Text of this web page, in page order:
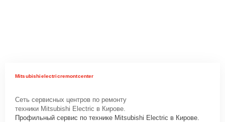
Mitsubishielectricremontcenter
Сеть сервисных центров по ремонту
техники Mitsubishi Electric в Кирове.
Профильный сервис по технике Mitsubishi Electric в Кирове.